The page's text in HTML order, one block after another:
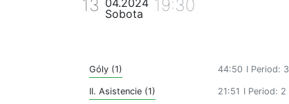
13 04.2024
Sobota
19:30
Góly (1) 44:50 I Period: 3
II. Asistencie (1) 21:51 I Period: 2